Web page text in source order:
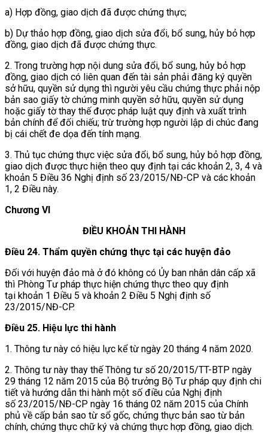
a) Hợp đồng, giao dịch đã được chứng thực;
b) Dự thảo hợp đồng, giao dịch sửa đổi, bổ sung, hủy bỏ hợp
đồng, giao dịch đã được chứng thực.
2. Trong trường hợp nội dung sửa đổi, bổ sung, hủy bỏ hợp
đồng, giao dịch có liên quan đến tài sản phải đăng ký quyền
sở hữu, quyền sử dụng thì người yêu cầu chứng thực phải nộp
bản sao giấy tờ chứng minh quyền sở hữu, quyền sử dụng
hoặc giấy tờ thay thế được pháp luật quy định và xuất trình
bản chính để đối chiếu; trừ trường hợp người lập di chúc đang
bị cái chết đe dọa đến tính mạng.
3. Thủ tục chứng thực việc sửa đổi, bổ sung, hủy bỏ hợp đồng,
giao dịch được thực hiện theo quy định tại các khoản 2, 3, 4 và
khoản 5 Điều 36 Nghị định số 23/2015/NĐ-CP và các khoản
1, 2 Điều này.
Chương VI
ĐIỀU KHOẢN THI HÀNH
Điều 24. Thẩm quyền chứng thực tại các huyện đảo
Đối với huyện đảo mà ở đó không có Ủy ban nhân dân cấp xã
thì Phòng Tư pháp thực hiện chứng thực theo quy định
tại khoản 1 Điều 5 và khoản 2 Điều 5 Nghị định số
23/2015/NĐ-CP.
Điều 25. Hiệu lực thi hành
1. Thông tư này có hiệu lực kể từ ngày 20 tháng 4 năm 2020.
2. Thông tư này thay thế Thông tư số 20/2015/TT-BTP ngày
29 tháng 12 năm 2015 của Bộ trưởng Bộ Tư pháp quy định chi
tiết và hướng dẫn thi hành một số điều của Nghị định
số 23/2015/NĐ-CP ngày 16 tháng 02 năm 2015 của Chính
phủ về cấp bản sao từ sổ gốc, chứng thực bản sao từ bản
chính, chứng thực chữ ký và chứng thực hợp đồng, giao dịch.